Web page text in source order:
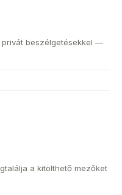
privát beszélgetésekkel —
a kitölthető mezőket